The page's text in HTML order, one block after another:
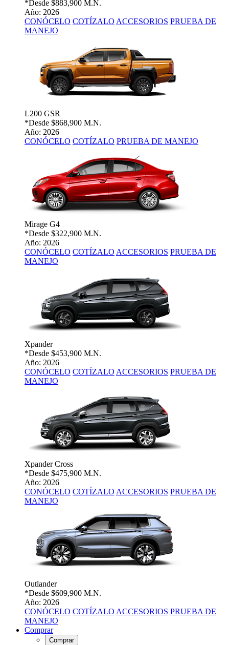
*Desde $883,900 M.N.
Año: 2026
CONÓCELO COTÍZALO ACCESORIOS PRUEBA DE
MANEJO
L200 GSR
*Desde $868,900 M.N.
Año: 2026
CONÓCELO COTÍZALO PRUEBA DE MANEJO
Mirage G4
*Desde $322,900 M.N.
Año: 2026
CONÓCELO COTÍZALO ACCESORIOS PRUEBA DE
MANEJO
Xpander
*Desde $453,900 M.N.
Año: 2026
CONÓCELO COTÍZALO ACCESORIOS PRUEBA DE
MANEJO
Xpander Cross
*Desde $475,900 M.N.
Año: 2026
CONÓCELO COTÍZALO ACCESORIOS PRUEBA DE
MANEJO
Outlander
*Desde $609,900 M.N.
Año: 2026
CONÓCELO COTÍZALO ACCESORIOS PRUEBA DE
MANEJO
Comprar
Comprar